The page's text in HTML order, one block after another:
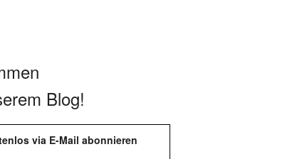
Blog!
via E-Mail abonnieren